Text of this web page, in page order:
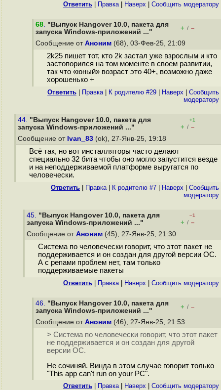
Ответить Правка| Наверх Cообщить модератору
68. "Выпуск Hangover 10.0, пакета для
запуска Windows-приложений ..."
+ / –
Сообщение от Аноним (68), 03-Фев-25, 21:09
2k25 пишет тот, кто 2k застал уже взрослым и кто
застопорился на том моменте в своем развитии,
так что «юный» возраст это 40+, возможно даже
хорошенько +
Ответить Правка| К родителю #29 Наверх
Cообщить
модератору
44. "Выпуск Hangover 10.0, пакета для
запуска Windows-приложений ..."
+1
+ / –
Сообщение от Ivan_83 (ok), 27-Янв-25, 19:18
Всё так, но вот инсталляторы часто делают
специально 32 бита чтобы оно могло запустится везде
и на неподдерживаемой платформе выругатся по
человечески.
Ответить Правка| К родителю #7 Наверх
Cообщить
модератору
45. "Выпуск Hangover 10.0, пакета для
запуска Windows-приложений ..."
–1
+ / –
Сообщение от Аноним (45), 27-Янв-25, 21:30
Система по человечески говорит, что этот пакет не
поддерживается и он создан для другой версии ОС.
А с репами проблем нет, там только
поддерживаемые пакеты
Ответить Правка| Наверх Cообщить модератору
46. "Выпуск Hangover 10.0, пакета для
запуска Windows-приложений ..."
+ / –
Сообщение от Аноним (46), 27-Янв-25, 21:53
> Система по человечески говорит, что этот пакет
не поддерживается и он создан для другой
версии ОС.
Не сочиняй. Винда в этом случае говорит только
"This app can't run on your PC".
Ответить Правка| Наверх Cообщить модератору